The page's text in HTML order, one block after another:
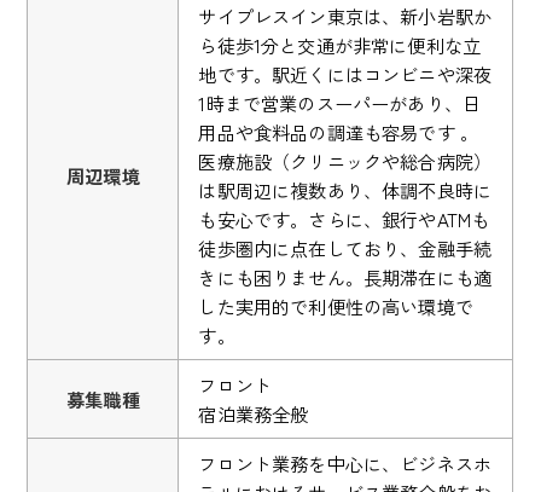
周辺環境
サイプレスイン東京は、新小岩駅か
ら徒歩1分と交通が非常に便利な立
地です。駅近くにはコンビニや深夜
1時まで営業のスーパーがあり、日
用品や食料品の調達も容易です 。
医療施設（クリニックや総合病院）
は駅周辺に複数あり、体調不良時に
も安心です。さらに、銀行やATMも
徒歩圏内に点在しており、金融手続
きにも困りません。長期滞在にも適
した実用的で利便性の高い環境で
す。
募集職種
フロント
宿泊業務全般
フロント業務を中心に、ビジネスホ